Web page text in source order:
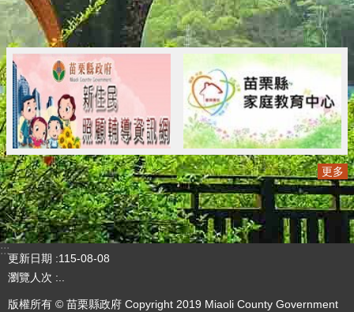
更多
:::
更新日期
115-08-08
瀏覽人次
..
版權所有 © 苗栗縣政府 Copyright 2019 Miaoli County Government